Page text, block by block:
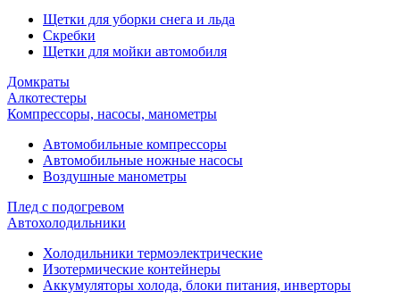
Щетки для уборки снега и льда
Скребки
Щетки для мойки автомобиля
Домкраты
Алкотестеры
Компрессоры, насосы, манометры
Автомобильные компрессоры
Автомобильные ножные насосы
Воздушные манометры
Плед с подогревом
Автохолодильники
Холодильники термоэлектрические
Изотермические контейнеры
Аккумуляторы холода, блоки питания, инверторы